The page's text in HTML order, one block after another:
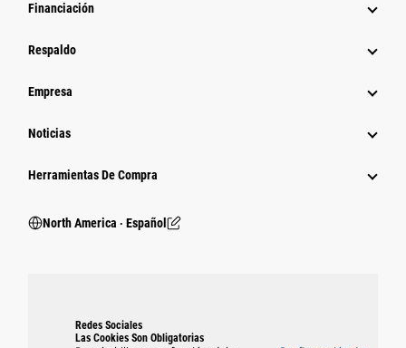
Financiación
Respaldo
Empresa
Noticias
Herramientas De Compra
North America ‧ Español
Redes Sociales
Las Cookies Son Obligatorias